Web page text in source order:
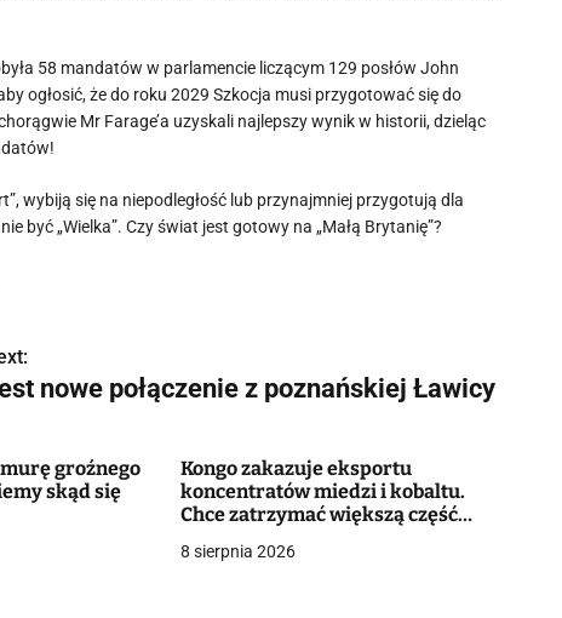
58 mandatów w parlamencie liczącym 129 posłów John
ogłosić, że do roku 2029 Szkocja musi przygotować się do
Mr Farage’a uzyskali najlepszy wynik w historii, dzieląc
wybiją się na niepodległość lub przynajmniej przygotują dla
być „Wielka”. Czy świat jest gotowy na „Małą Brytanię”?
nowe połączenie z poznańskiej Ławicy
groźnego
skąd się
Kongo zakazuje eksportu
koncentratów miedzi i kobaltu.
Chce zatrzymać większą część
8 sierpnia 2026